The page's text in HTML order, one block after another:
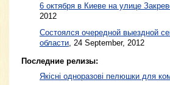
6 октября в Киеве на улице
2012
Состоялся очередной выездной
области, 24 September, 2012
Последние релизы:
Якісні одноразові пелюшки для